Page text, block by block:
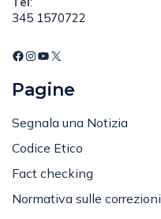
345 1570722
Pagine
Segnala una Notizia
Codice Etico
Fact checking
Normativa sulle correzioni